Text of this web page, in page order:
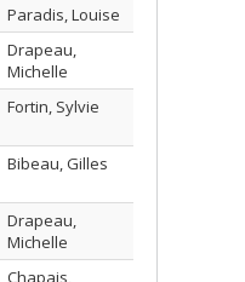
Paradis, Louise
Drapeau,
Michelle
Fortin, Sylvie
Bibeau, Gilles
Drapeau,
Michelle
Chapais,